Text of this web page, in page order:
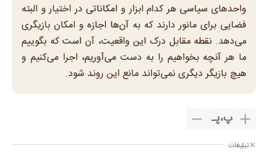
واحدهای سیاسی هر کدام ابزار و امکاناتی در اختیار و البته
فضایی برای مانور دارند که به آن‌ها اجازه و امکان بازیگری
می‌دهد. نقطه مقابل درک این واقعیت، آن است که بگوییم
ما هر آنچه بخواهیم را به دست می‌آوریم، اجرا می‌کنیم و
هیچ بازیگر دیگری نمی‌تواند مانع این روند شود.
پ،پـ
تبلیغات